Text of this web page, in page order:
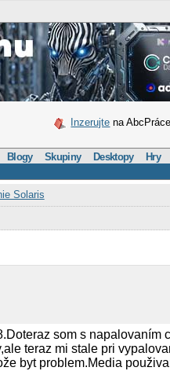
Inzerujte na
Blogy Skupiny Desktopy Hry
Solaris
som s napalovaním
teraz mi stale pri
byt problem.Media